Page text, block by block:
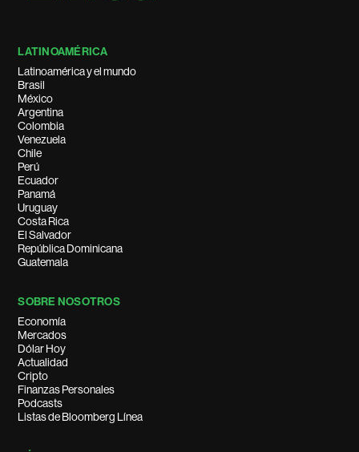
LATINOAMÉRICA
Latinoamérica y el mundo
Brasil
México
Argentina
Colombia
Venezuela
Chile
Perú
Ecuador
Panamá
Uruguay
Costa Rica
El Salvador
República Dominicana
Guatemala
SOBRE NOSOTROS
Economía
Mercados
Dólar Hoy
Actualidad
Cripto
Finanzas Personales
Podcasts
Listas de Bloomberg Línea